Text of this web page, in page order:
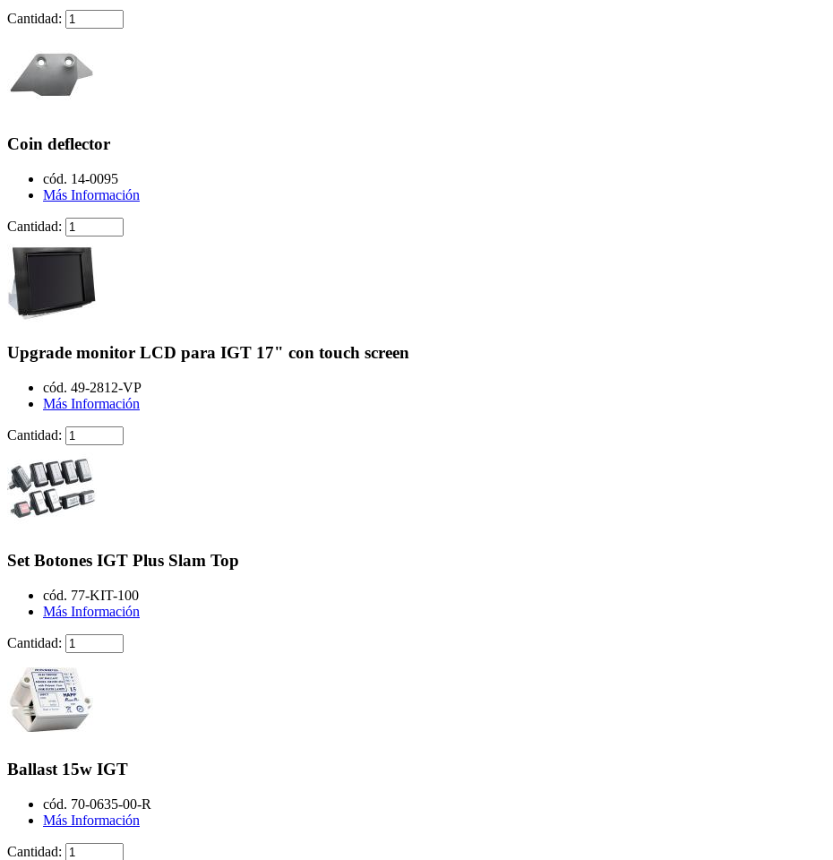
Cantidad:
Coin deflector
cód. 14-0095
Más Información
Cantidad:
Upgrade monitor LCD para IGT 17" con touch screen
cód. 49-2812-VP
Más Información
Cantidad:
Set Botones IGT Plus Slam Top
cód. 77-KIT-100
Más Información
Cantidad:
Ballast 15w IGT
cód. 70-0635-00-R
Más Información
Cantidad: